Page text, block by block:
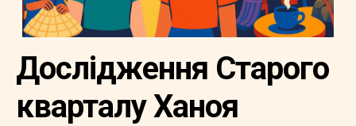
Дослідження Старого
кварталу Ханоя